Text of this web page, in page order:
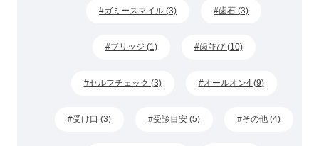
ガミースマイル (3) 歯石 (3)
ブリッジ (1) 歯並び (10)
セルフチェック (3) オールオン4 (9)
受け口 (3) 受診目安 (5) その他 (4)